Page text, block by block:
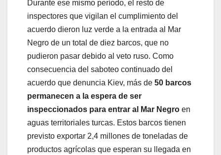
Durante ese mismo período, el resto de
inspectores que vigilan el cumplimiento del
acuerdo dieron luz verde a la entrada al Mar
Negro de un total de diez barcos, que no
pudieron pasar debido al veto ruso. Como
consecuencia del saboteo continuado del
acuerdo que denuncia Kiev, más de 50 barcos
permanecen a la espera de ser
inspeccionados para entrar al Mar Negro en
aguas territoriales turcas. Estos barcos tienen
previsto exportar 2,4 millones de toneladas de
productos agrícolas que esperan su llegada en